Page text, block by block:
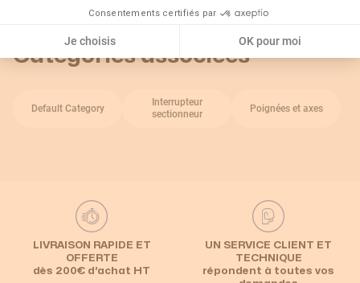
Consentements certifiés par
Je choisis OK pour moi
Catégories associées
Default Category
Interrupteur
sectionneur
Poignées et axes
LIVRAISON RAPIDE ET
OFFERTE
dès 200€ d’achat HT
UN SERVICE CLIENT ET
TECHNIQUE
répondent à toutes vos